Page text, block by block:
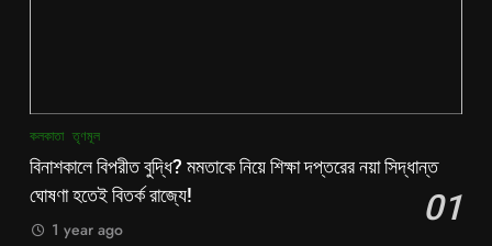
কলকাতা তৃণমূল
বিনাশকালে বিপরীত বুদ্ধি? মমতাকে নিয়ে শিক্ষা দপ্তরের নয়া সিদ্ধান্ত
ঘোষণা হতেই বিতর্ক রাজ্যে!
01
1 year ago